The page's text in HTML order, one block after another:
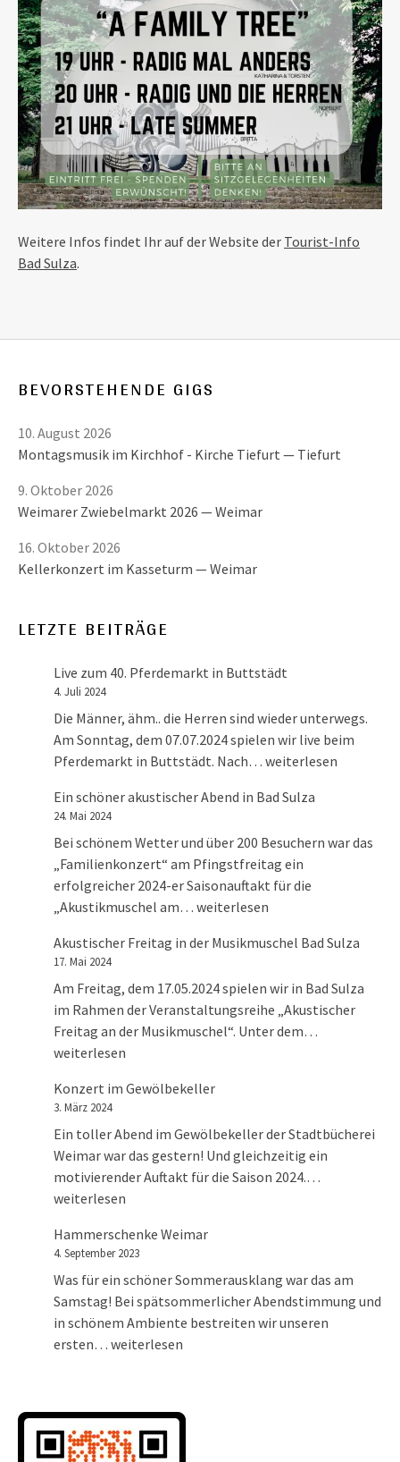
Weitere Infos findet Ihr auf der Website der Tourist-Info
Bad Sulza.
BEVORSTEHENDE GIGS
Montagsmusik im Kirchhof - Kirche Tiefurt Tiefurt
10. August 2026
Weimarer Zwiebelmarkt 2026 Weimar
9. Oktober 2026
Kellerkonzert im Kasseturm Weimar
16. Oktober 2026
LETZTE BEITRÄGE
Live zum 40. Pferdemarkt in Buttstädt
4. Juli 2024
Die Männer, ähm.. die Herren sind wieder unterwegs.
Am Sonntag, dem 07.07.2024 spielen wir live beim
Pferdemarkt in Buttstädt. Nach… Live zum 40.
weiterlesen
Ein schöner akustischer Abend in Bad Sulza
24. Mai 2024
Bei schönem Wetter und über 200 Besuchern war das
„Familienkonzert“ am Pfingstfreitag ein
erfolgreicher 2024-er Saisonauftakt für die
„Akustikmuschel am… Ein schöner akustischer Abend in
weiterlesen
Akustischer Freitag in der Musikmuschel Bad Sulza
17. Mai 2024
Am Freitag, dem 17.05.2024 spielen wir in Bad Sulza
im Rahmen der Veranstaltungsreihe „Akustischer
Freitag an der Musikmuschel“. Unter dem…
weiterlesen
Konzert im Gewölbekeller
3. März 2024
Ein toller Abend im Gewölbekeller der Stadtbücherei
Weimar war das gestern! Und gleichzeitig ein
motivierender Auftakt für die Saison 2024.…
weiterlesen
Hammerschenke Weimar
4. September 2023
Was für ein schöner Sommerausklang war das am
Samstag! Bei spätsommerlicher Abendstimmung und
in schönem Ambiente bestreiten wir unseren
ersten… Hammerschenke Weimar
weiterlesen